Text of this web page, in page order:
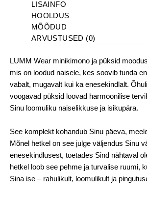
LISAINFO
HOOLDUS
MÕÕDUD
ARVUSTUSED (0)
LUMM Wear minikimono ja püksid
mis on loodud naisele, kes soovib tunda
vabalt, mugavalt kui ka enesekindlalt.
voogavad püksid loovad harmoonilise
Sinu loomuliku naiselikkuse ja isikupära.
See komplekt kohandub Sinu päeva,
Mõnel hetkel on see julge väljendus Sinu
enesekindlusest, toetades Sind nähtaval
hetkel loob see pehme ja turvalise ruumi,
Sina ise – rahulikult, loomulikult ja